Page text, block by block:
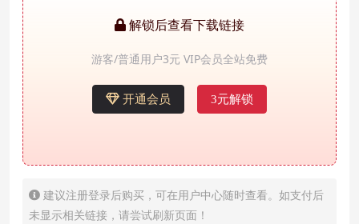
解锁后查看下载链接
游客/普通用户3元 VIP会员全站免费
开通会员 3元解锁
建议注册登录后购买，可在用户中心随时查看。如支付后
未显示相关链接，请尝试刷新页面！